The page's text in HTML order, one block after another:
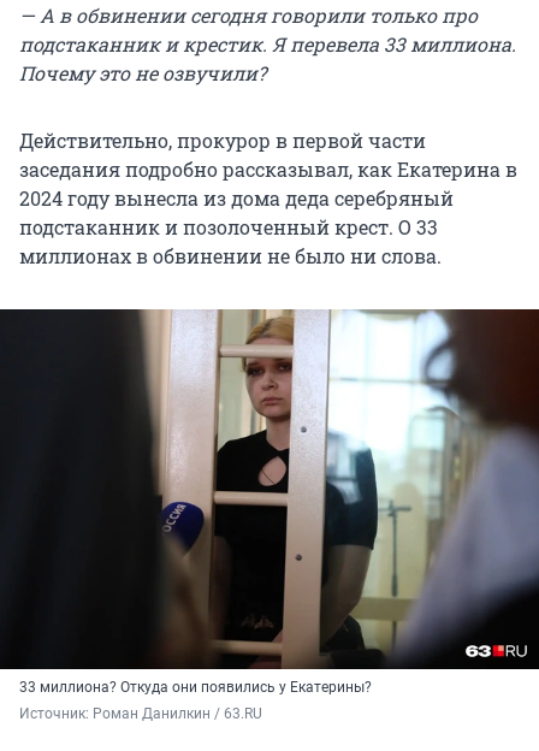
— А в обвинении сегодня говорили только про
подстаканник и крестик. Я перевела 33 миллиона.
Почему это не озвучили?
Действительно, прокурор в первой части
заседания подробно рассказывал, как Екатерина в
2024 году вынесла из дома деда серебряный
подстаканник и позолоченный крест. О 33
миллионах в обвинении не было ни слова.
33 миллиона? Откуда они появились у Екатерины?
Источник: Роман Данилкин / 63.RU